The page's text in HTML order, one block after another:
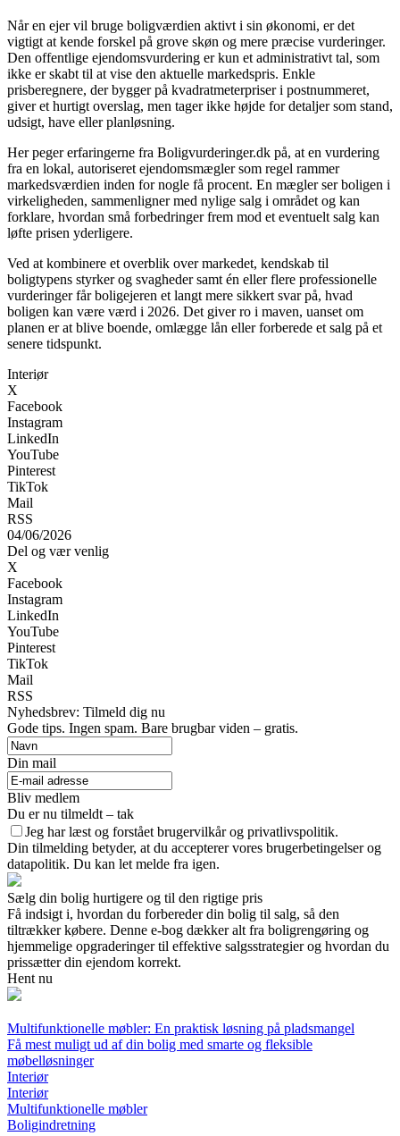
Når en ejer vil bruge boligværdien aktivt i sin økonomi, er det
vigtigt at kende forskel på grove skøn og mere præcise vurderinger.
Den offentlige ejendomsvurdering er kun et administrativt tal, som
ikke er skabt til at vise den aktuelle markedspris. Enkle
prisberegnere, der bygger på kvadratmeterpriser i postnummeret,
giver et hurtigt overslag, men tager ikke højde for detaljer som stand,
udsigt, have eller planløsning.
Her peger erfaringerne fra Boligvurderinger.dk på, at en vurdering
fra en lokal, autoriseret ejendomsmægler som regel rammer
markedsværdien inden for nogle få procent. En mægler ser boligen i
virkeligheden, sammenligner med nylige salg i området og kan
forklare, hvordan små forbedringer frem mod et eventuelt salg kan
løfte prisen yderligere.
Ved at kombinere et overblik over markedet, kendskab til
boligtypens styrker og svagheder samt én eller flere professionelle
vurderinger får boligejeren et langt mere sikkert svar på, hvad
boligen kan være værd i 2026. Det giver ro i maven, uanset om
planen er at blive boende, omlægge lån eller forberede et salg på et
senere tidspunkt.
Interiør
X
Facebook
Instagram
LinkedIn
YouTube
Pinterest
TikTok
Mail
RSS
04/06/2026
Del og vær venlig
X
Facebook
Instagram
LinkedIn
YouTube
Pinterest
TikTok
Mail
RSS
Nyhedsbrev: Tilmeld dig nu
Gode tips. Ingen spam. Bare brugbar viden – gratis.
Din mail
Bliv medlem
Du er nu tilmeldt – tak
Jeg har læst og forstået brugervilkår og privatlivspolitik.
Din tilmelding betyder, at du accepterer vores brugerbetingelser og
datapolitik. Du kan let melde fra igen.
Sælg din bolig hurtigere og til den rigtige pris
Få indsigt i, hvordan du forbereder din bolig til salg, så den
tiltrækker købere. Denne e-bog dækker alt fra boligrengøring og
hjemmelige opgraderinger til effektive salgsstrategier og hvordan du
prissætter din ejendom korrekt.
Hent nu
Multifunktionelle møbler: En praktisk løsning på pladsmangel
Få mest muligt ud af din bolig med smarte og fleksible
møbelløsninger
Interiør
Interiør
Multifunktionelle møbler
Boligindretning